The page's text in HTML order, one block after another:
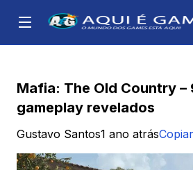
Mafia: The Old Country –
gameplay revelados
Gustavo Santos1 ano atrás